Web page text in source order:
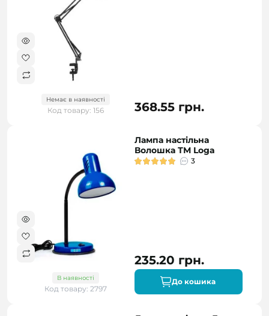
Немає в наявності
Код товару: 156 368.55 грн.
В наявності
Код товару: 2797
Лампа настільна
Волошка ТМ Loga
3
235.20 грн.
До кошика